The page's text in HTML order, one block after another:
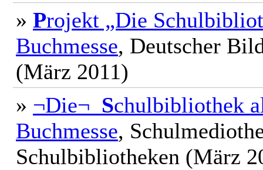
» Projekt „Die
Buchmesse, Deutscher
(März 2011)
» ¬Die¬ Schulbibliothek
Buchmesse,
Schulbibliotheken (März